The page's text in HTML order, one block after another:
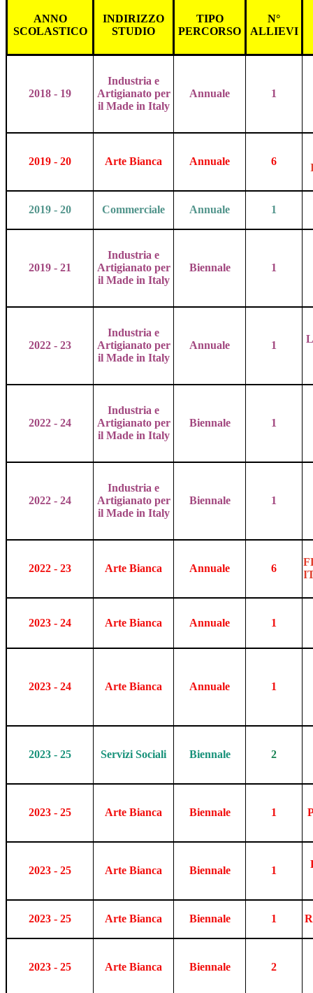
ANNO
SCOLASTICO
INDIRIZZO
STUDIO
TIPO
PERCORSO
N°
ALLIEVI
2018 - 19
Industria e
Artigianato per
il Made in Italy
Annuale 1
2019 - 20 Arte Bianca Annuale 6
2019 - 20 Commerciale Annuale 1
2019 - 21
Industria e
Artigianato per
il Made in Italy
Biennale 1
2022 - 23
Industria e
Artigianato per
il Made in Italy
Annuale 1
2022 - 24
Industria e
Artigianato per
il Made in Italy
Biennale 1
2022 - 24
Industria e
Artigianato per
il Made in Italy
Biennale 1
2022 - 23 Arte Bianca Annuale 6
2023 - 24 Arte Bianca Annuale 1
2023 - 24 Arte Bianca Annuale 1
2023 - 25 Servizi Sociali Biennale 2
2023 - 25 Arte Bianca Biennale 1
2023 - 25 Arte Bianca Biennale 1
2023 - 25 Arte Bianca Biennale 1
2023 - 25 Arte Bianca Biennale 2